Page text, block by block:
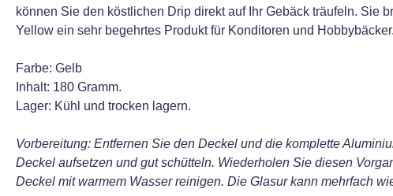
können Sie den köstlichen Drip direkt auf Ihr Gebäck träufeln. Sie
Yellow ein sehr begehrtes Produkt für Konditoren und
Farbe: Gelb
Inhalt: 180 Gramm.
Lager: Kühl und trocken lagern.
Vorbereitung: Entfernen Sie den Deckel und die komplette
Deckel aufsetzen und gut schütteln. Wiederholen Sie diesen
Deckel mit warmem Wasser reinigen. Die Glasur kann mehrfach